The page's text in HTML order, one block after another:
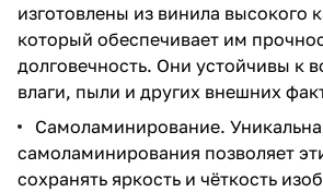
изготовлены из винила высокого
который обеспечивает им
долговечность. Они устойчивы к
влаги, пыли и других внешних
Самоламинирование.
самоламинирования позволяет
сохранять яркость и чёткость